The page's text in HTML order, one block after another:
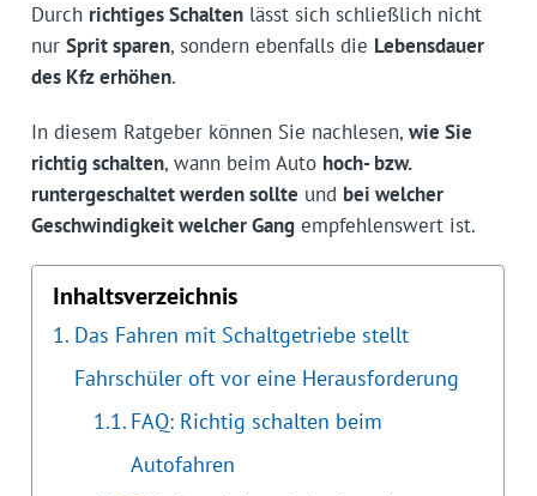
Durch richtiges Schaltenlässt sich schließlich nicht
nur Sprit sparen, sondern ebenfalls die Lebensdauer
des Kfz erhöhen.
In diesem Ratgeber können Sie nachlesen, wie Sie
richtig schalten, wann beim Auto hoch- bzw.
runtergeschaltet werden sollte und bei welcher
Geschwindigkeit welcher Gangempfehlenswert ist.
Inhaltsverzeichnis
Das Fahren mit Schaltgetriebe stellt
Fahrschüler oft vor eine Herausforderung
FAQ: Richtig schalten beim
Autofahren